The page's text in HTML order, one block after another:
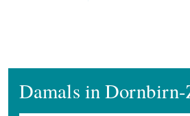
Damals in